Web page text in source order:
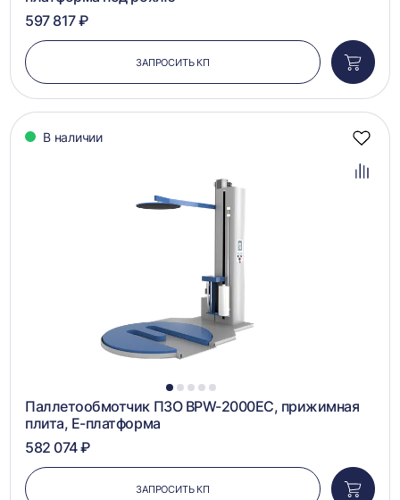
597 817 ₽
ЗАПРОСИТЬ КП
в
В наличии
1 2 3 4 5
Паллетообмотчик ПЗО BPW-2000EC, прижимная
плита, Е-платформа
582 074 ₽
ЗАПРОСИТЬ КП